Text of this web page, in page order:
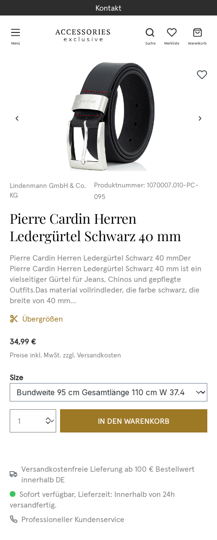
Kontakt
Menü Suche Merkliste Warenkorb
Lindenmann GmbH & Co.
KG
Produktnummer:1070007.010-PC-
095
Pierre Cardin Herren
Ledergürtel Schwarz 40 mm
Pierre Cardin Herren Ledergürtel Schwarz 40 mmDer
Pierre Cardin Herren Ledergürtel Schwarz 40 mm ist ein
vielseitiger Gürtel für Jeans, Chinos und gepflegte
Outfits.Das material vollrindleder, die farbe schwarz, die
breite von 40 mm...
Übergrößen
34,99 €
Preise inkl. MwSt. zzgl. Versandkosten
Sizeauswählen
Produkt Anzahl: Gib den
IN DEN WARENKORB
Versandkostenfreie Lieferung ab 100 € Bestellwert
innerhalb DE
Sofort verfügbar, Lieferzeit: Innerhalb von 24h
versandfertig.
Professioneller Kundenservice